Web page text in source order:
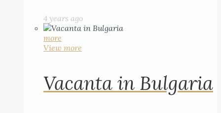
4 years ago
more
View more
Vacanta in Bulgaria